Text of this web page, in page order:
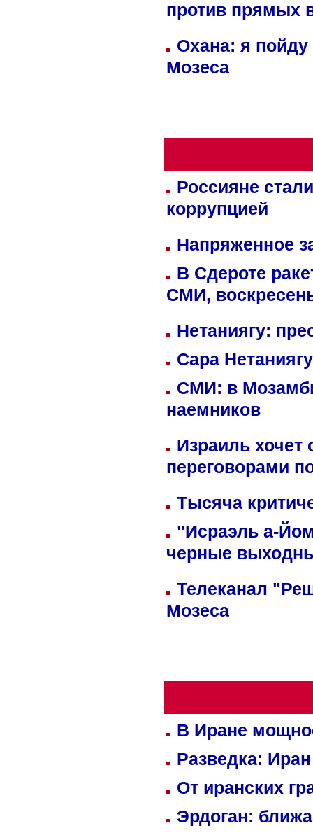
против прямых
Охана: я пойду
Мозеса
Россияне
коррупцией
Напряженное
В Сдероте
СМИ,
Нетаниягу:
Сара
СМИ: в
наемников
Израиль хочет
переговорами
Тысяча
"Исраэль а-
черные
Телеканал
Мозеса
В Иране
Разведка:
От иранских
Эрдоган: